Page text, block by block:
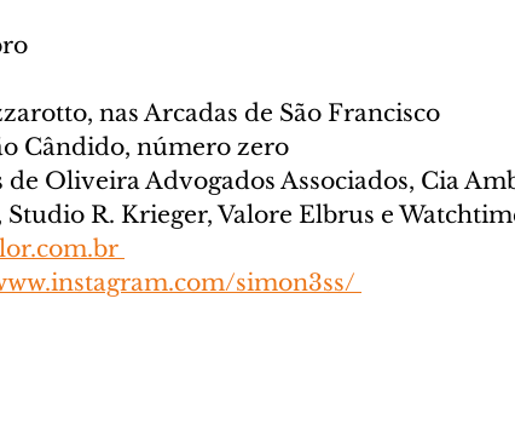
nas Arcadas de São Francisco
Cândido, número zero
Oliveira Advogados Associados, Cia
R. Krieger, Valore Elbrus e
simon3ss/